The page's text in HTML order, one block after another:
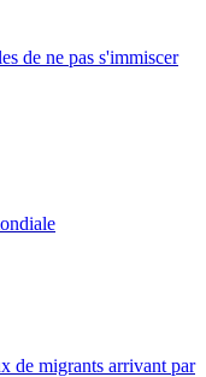
de ne pas s'immiscer
de migrants arrivant par